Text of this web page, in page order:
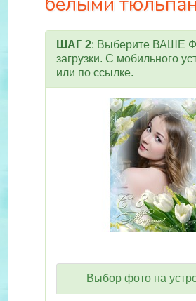
ШАГ 2: Выберите ВАШЕ
загрузки. С мобильного
или по ссылке.
Выбор фото на